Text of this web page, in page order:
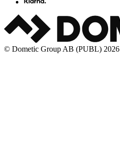
© Dometic Group AB (PUBL) 2026